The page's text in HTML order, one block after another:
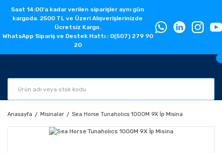
Saat 14:00'a kadar verilen siparişler aynı gün
kargoda. 2500 TL ve Üzeri Alışverişlerinizde
Ücretsiz Kargo.
WhatsApp Sipariş ve Destek Hattı : 0(507) 279 90
20
Anasayfa Misinalar Sea Horse Tunaholıcs 1000M 9X İp Misina